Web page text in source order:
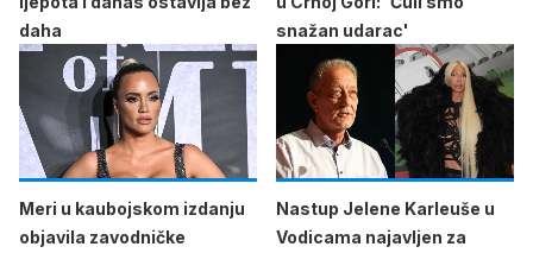
daha
snažan udarac'
Meri u kaubojskom izdanju
objavila zavodničke
Nastup Jelene Karleuše u
Vodicama najavljen za